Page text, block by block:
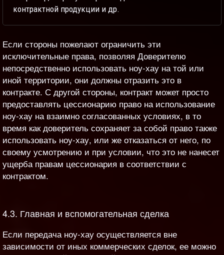
контрактной продукции и др.
Если стороны пожелают ограничить эти
исключительные права, позволяя Доверителю
непосредственно использовать ноу-хау на той или
иной территории, они должны отразить это в
контракте. С другой стороны, контракт может просто
предоставлять цессионарию право на использование
ноу-хау на взаимно согласованных условиях, в то
время как доверитель сохраняет за собой право также
использовать ноу-хау, или же отказаться от него, по
своему усмотрению и при условии, что это не нанесет
ущерба правам цессионария в соответствии с
контрактом.
4.3. Главная и вспомогательная сделка
Если передача ноу-хау осуществляется вне
зависимости от иных коммерческих сделок, ее можно